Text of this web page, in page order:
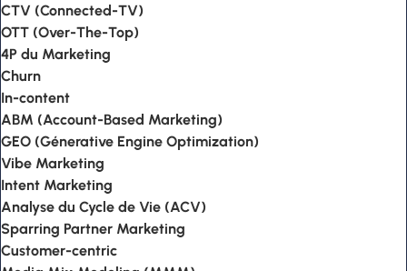
CTV (Connected-TV)
OTT (Over-The-Top)
4P du Marketing
Churn
In-content
ABM (Account-Based Marketing)
GEO (Génerative Engine Optimization)
Vibe Marketing
Intent Marketing
Analyse du Cycle de Vie (ACV)
Sparring Partner Marketing
Customer-centric